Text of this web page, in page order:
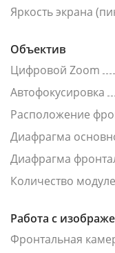
Яркость экрана
Объектив
Цифровой Zoom
Автофокусировка
Расположение
Диафрагма
Диафрагма
Количество
Работа с
Фронтальная